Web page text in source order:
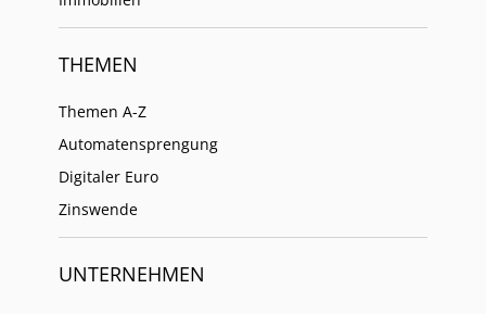
THEMEN
Themen A-Z
Automatensprengung
Digitaler Euro
Zinswende
UNTERNEHMEN